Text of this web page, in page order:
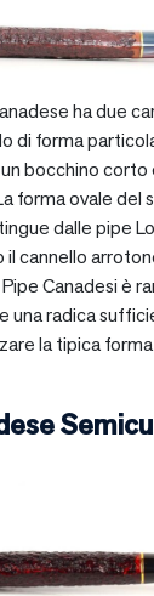
ha due
di forma
bocchino
forma ovale del
dalle pipe
cannello
Canadesi è
una radica
la tipica